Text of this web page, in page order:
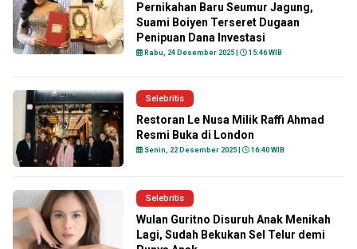
Pernikahan Baru Seumur Jagung,
Suami Boiyen Terseret Dugaan
Penipuan Dana Investasi
Rabu, 24 Desember 2025 | 15:46 WIB
Selebritis
Restoran Le Nusa Milik Raffi Ahmad
Resmi Buka di London
Senin, 22 Desember 2025 | 16:40 WIB
Selebritis
Wulan Guritno Disuruh Anak Menikah
Lagi, Sudah Bekukan Sel Telur demi